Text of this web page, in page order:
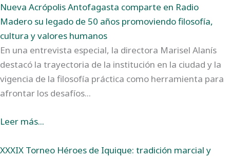
Nueva Acrópolis Antofagasta comparte en Radio
Madero su legado de 50 años promoviendo filosofía,
cultura y valores humanos
En una entrevista especial, la directora Marisel Alanís
destacó la trayectoria de la institución en la ciudad y la
vigencia de la filosofía práctica como herramienta para
afrontar los desafíos...
Leer más...
XXXIX Torneo Héroes de Iquique: tradición marcial y